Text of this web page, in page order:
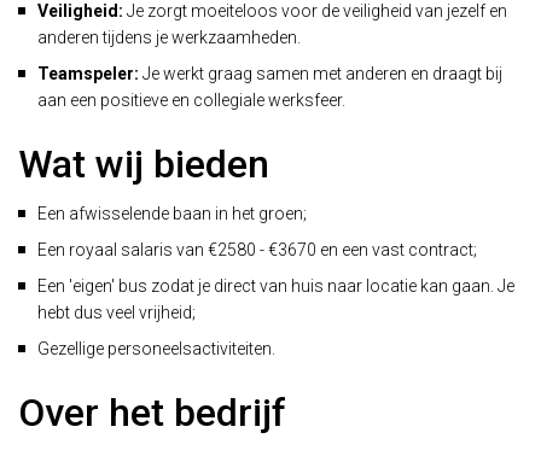
Veiligheid: Je zorgt moeiteloos voor de veiligheid van jezelf en
anderen tijdens je werkzaamheden.
Teamspeler: Je werkt graag samen met anderen en draagt bij
aan een positieve en collegiale werksfeer.
Wat wij bieden
Een afwisselende baan in het groen;
Een royaal salaris van €2580 - €3670 en een vast contract;
Een 'eigen' bus zodat je direct van huis naar locatie kan gaan. Je
hebt dus veel vrijheid;
Gezellige personeelsactiviteiten.
Over het bedrijf